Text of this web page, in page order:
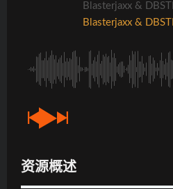
Blasterjaxx &
Blasterjaxx &
资源概述